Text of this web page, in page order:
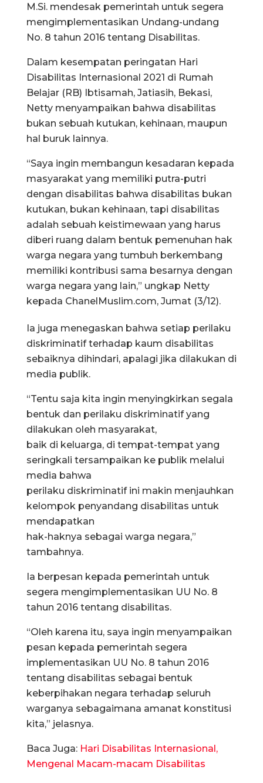
M.Si. mendesak pemerintah untuk segera
mengimplementasikan Undang-undang
No. 8 tahun 2016 tentang Disabilitas.
Dalam kesempatan peringatan Hari
Disabilitas Internasional 2021 di Rumah
Belajar (RB) Ibtisamah, Jatiasih, Bekasi,
Netty menyampaikan bahwa disabilitas
bukan sebuah kutukan, kehinaan, maupun
hal buruk lainnya.
“Saya ingin membangun kesadaran kepada
masyarakat yang memiliki putra-putri
dengan disabilitas bahwa disabilitas bukan
kutukan, bukan kehinaan, tapi disabilitas
adalah sebuah keistimewaan yang harus
diberi ruang dalam bentuk pemenuhan hak
warga negara yang tumbuh berkembang
memiliki kontribusi sama besarnya dengan
warga negara yang lain,” ungkap Netty
kepada ChanelMuslim.com, Jumat (3/12).
Ia juga menegaskan bahwa setiap perilaku
diskriminatif terhadap kaum disabilitas
sebaiknya dihindari, apalagi jika dilakukan di
media publik.
“Tentu saja kita ingin menyingkirkan segala
bentuk dan perilaku diskriminatif yang
dilakukan oleh masyarakat,
baik di keluarga, di tempat-tempat yang
seringkali tersampaikan ke publik melalui
media bahwa
perilaku diskriminatif ini makin menjauhkan
kelompok penyandang disabilitas untuk
mendapatkan
hak-haknya sebagai warga negara,”
tambahnya.
Ia berpesan kepada pemerintah untuk
segera mengimplementasikan UU No. 8
tahun 2016 tentang disabilitas.
“Oleh karena itu, saya ingin menyampaikan
pesan kepada pemerintah segera
implementasikan UU No. 8 tahun 2016
tentang disabilitas sebagai bentuk
keberpihakan negara terhadap seluruh
warganya sebagaimana amanat konstitusi
kita,” jelasnya.
Baca Juga: Hari Disabilitas Internasional,
Mengenal Macam-macam Disabilitas